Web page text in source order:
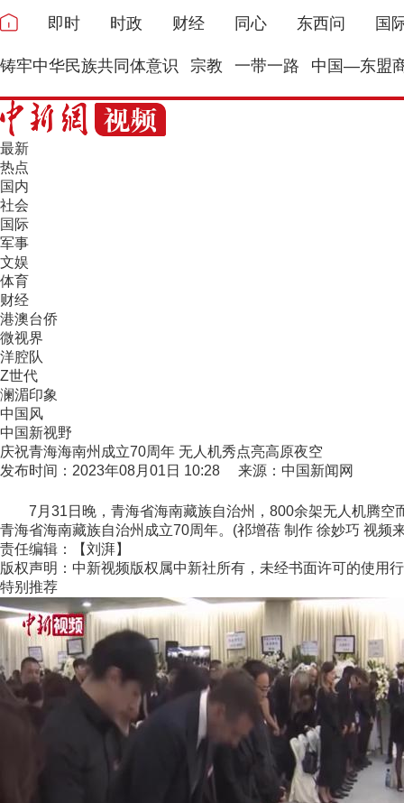
即时 时政 财经 同心 东西问 国
铸牢中华民族共同体意识 宗教 一带一路 中国—东盟
最新
热点
国内
社会
国际
军事
文娱
体育
财经
港澳台侨
微视界
洋腔队
Z世代
澜湄印象
中国风
中国新视野
庆祝青海海南州成立70周年 无人机秀点亮高原夜空
发布时间：2023年08月01日 10:28 来源：中国新闻网
7月31日晚，青海省海南藏族自治州，800余架无人机腾空而
青海省海南藏族自治州成立70周年。(祁增蓓 制作 徐妙巧 视频
责任编辑：【刘湃】
版权声明：中新视频版权属中新社所有，未经书面许可的使用
特别推荐